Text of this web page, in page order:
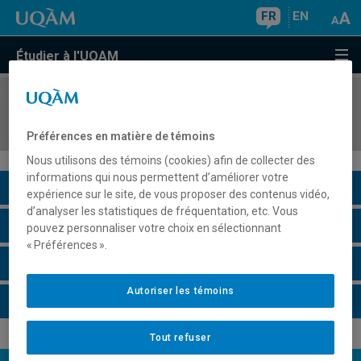
FR EN
Étudier à l'UQAM
COURS//
Description du cours
Horaire - Été 2026
Préférences en matière de témoins
Nous utilisons des témoins (cookies) afin de collecter des
informations qui nous permettent d’améliorer votre
expérience sur le site, de vous proposer des contenus vidéo,
d’analyser les statistiques de fréquentation, etc. Vous
pouvez personnaliser votre choix en sélectionnant
« Préférences ».
Tout refuser
Autoriser les témoins